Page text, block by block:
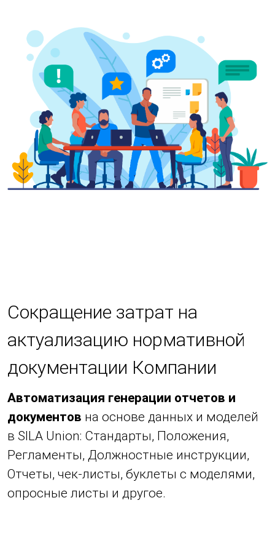
Сокращение затрат на
актуализацию нормативной
документации Компании
Автоматизация генерации отчетов и
документов на основе данных и моделей
в SILA Union: Стандарты, Положения,
Регламенты, Должностные инструкции,
Отчеты, чек-листы, буклеты с моделями,
опросные листы и другое.